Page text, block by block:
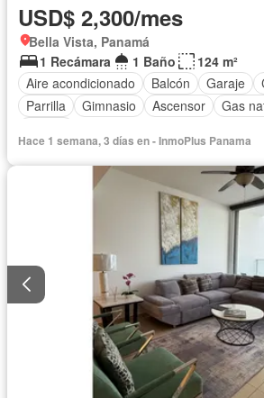
USD$ 2,300/mes
Bella Vista, Panamá
1 Recámara
1 Baño
124 m²
Aire acondicionado
Balcón Garaje
Parrilla
Gimnasio Ascensor Gas
Hace 1 semana, 3 días en - InmoPlus Panama